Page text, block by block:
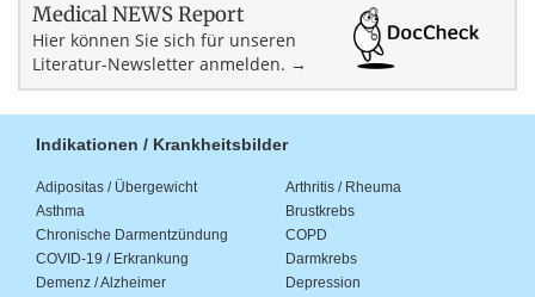
Medical NEWS Report
Hier können Sie sich für unseren
Literatur-Newsletter anmelden. →
Indikationen / Krankheitsbilder
Adipositas / Übergewicht
Arthritis / Rheuma
Asthma
Brustkrebs
Chronische Darmentzündung
COPD
COVID-19 / Erkrankung
Darmkrebs
Demenz / Alzheimer
Depression